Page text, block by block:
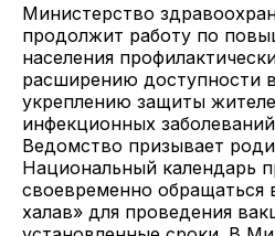
Министерство
продолжит работу по
населения
расширению доступности
укреплению защиты
инфекционных
Ведомство призывает
Национальный календарь
своевременно обращаться
халав» для проведения